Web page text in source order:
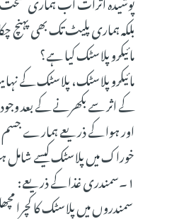
بلکہ ہماری پلیٹ تک بھی پہنچ
مائیکرو پلاسٹک کیا ہے؟
مائیکرو پلاسٹک، پلاسٹک کے
کے اثر سے بکھرنے کے بعد
اور ہوا کے ذریعے ہمارے جسم
خوراک میں پلاسٹک کیسے شامل
۱۔سمندری غذا کے ذریعے:
سمندروں میں پلاسٹک کا کچرا